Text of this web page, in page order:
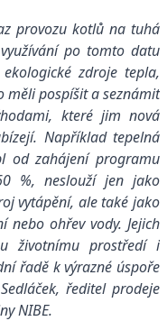
provozu kotlů na tuhá
po tomto datu
zdroje tepla,
měli pospíšit a seznámit
které jim nová
Například tepelná
od zahájení programu
%, neslouží jen jako
vytápění, ale také jako
nebo ohřev vody. Jejich
životnímu prostředí i
řadě k výrazné úspoře
ředitel prodeje
NIBE.